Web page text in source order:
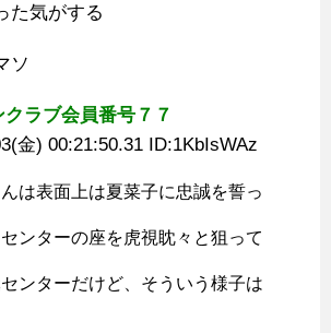
た気がする
ソ
クラブ会員番号７７
金) 00:21:50.31 ID:1KbIsWAz
は表面上は夏菜子に忠誠を誓っ
ンターの座を虎視眈々と狙って
ンターだけど、そういう様子は